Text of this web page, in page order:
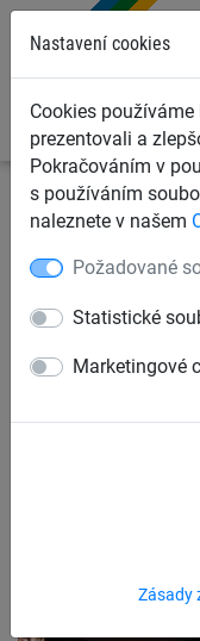
Nastavení cookies
Cookies
prezentovali a
Pokračováním v
s používáním
naleznete v našem
Požadované
Statistické
Marketingové
Zásady
Sportovní sítě Sítě
Branková
3 mm,